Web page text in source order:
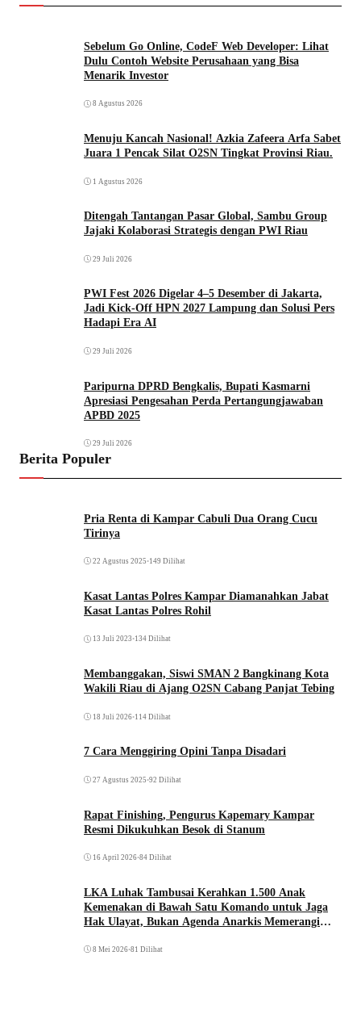
Sebelum Go Online, CodeF Web Developer: Lihat
Dulu Contoh Website Perusahaan yang Bisa
Menarik Investor
8 Agustus 2026
Menuju Kancah Nasional! Azkia Zafeera Arfa Sabet
Juara 1 Pencak Silat O2SN Tingkat Provinsi Riau.
1 Agustus 2026
Ditengah Tantangan Pasar Global, Sambu Group
Jajaki Kolaborasi Strategis dengan PWI Riau
29 Juli 2026
PWI Fest 2026 Digelar 4–5 Desember di Jakarta,
Jadi Kick-Off HPN 2027 Lampung dan Solusi Pers
Hadapi Era AI
29 Juli 2026
Paripurna DPRD Bengkalis, Bupati Kasmarni
Apresiasi Pengesahan Perda Pertangungjawaban
APBD 2025
29 Juli 2026
Berita Populer
Pria Renta di Kampar Cabuli Dua Orang Cucu
Tirinya
22 Agustus 2025 •149 Dilihat
Kasat Lantas Polres Kampar Diamanahkan Jabat
Kasat Lantas Polres Rohil
13 Juli 2023 •134 Dilihat
Membanggakan, Siswi SMAN 2 Bangkinang Kota
Wakili Riau di Ajang O2SN Cabang Panjat Tebing
18 Juli 2026•114 Dilihat
7 Cara Menggiring Opini Tanpa Disadari
27 Agustus 2025 •92 Dilihat
Rapat Finishing, Pengurus Kapemary Kampar
Resmi Dikukuhkan Besok di Stanum
16 April 2026•84 Dilihat
LKA Luhak Tambusai Kerahkan 1.500 Anak
Kemenakan di Bawah Satu Komando untuk Jaga
Hak Ulayat, Bukan Agenda Anarkis Memerangi
8 Mei 2026•81 Dilihat